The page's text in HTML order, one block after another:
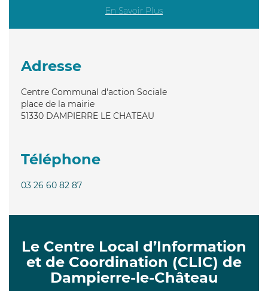
En Savoir Plus
Adresse
Centre Communal d'action Sociale
place de la mairie
51330 DAMPIERRE LE CHATEAU
Téléphone
03 26 60 82 87
Le Centre Local d’Information
et de Coordination (CLIC) de
Dampierre-le-Château